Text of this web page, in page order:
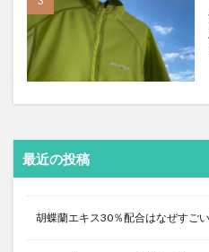
最近の投稿
胡蝶蘭エキス30％配合はなぜすご